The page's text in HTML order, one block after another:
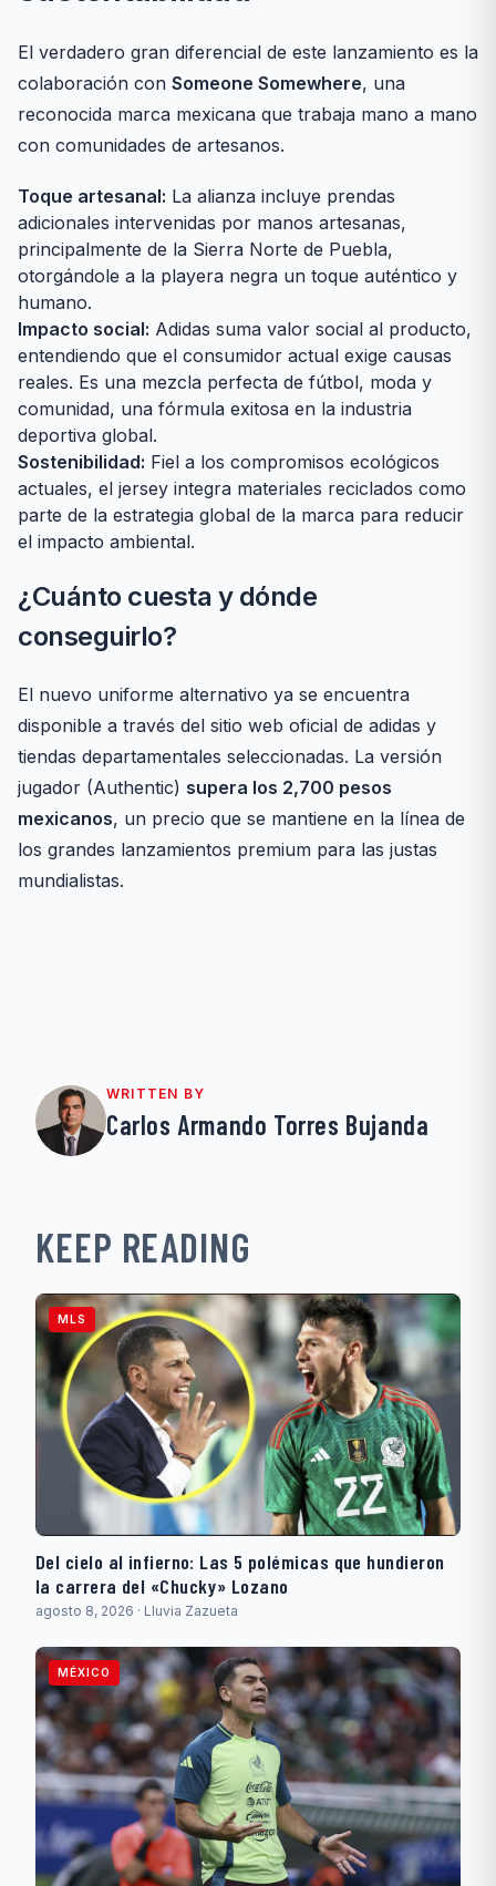
El verdadero gran diferencial de este lanzamiento es la
colaboración con Someone Somewhere, una
reconocida marca mexicana que trabaja mano a mano
con comunidades de artesanos.
Toque artesanal: La alianza incluye prendas
adicionales intervenidas por manos artesanas,
principalmente de la Sierra Norte de Puebla,
otorgándole a la playera negra un toque auténtico y
humano.
Impacto social: Adidas suma valor social al producto,
entendiendo que el consumidor actual exige causas
reales. Es una mezcla perfecta de fútbol, moda y
comunidad, una fórmula exitosa en la industria
deportiva global.
Sostenibilidad: Fiel a los compromisos ecológicos
actuales, el jersey integra materiales reciclados como
parte de la estrategia global de la marca para reducir
el impacto ambiental.
¿Cuánto cuesta y dónde
conseguirlo?
El nuevo uniforme alternativo ya se encuentra
disponible a través del sitio web oficial de adidas y
tiendas departamentales seleccionadas. La versión
jugador (Authentic) supera los 2,700 pesos
mexicanos, un precio que se mantiene en la línea de
los grandes lanzamientos premium para las justas
mundialistas.
WRITTEN BY
Carlos Armando Torres Bujanda
KEEP READING
MLS
Del cielo al infierno: Las 5 polémicas que hundieron
la carrera del «Chucky» Lozano
agosto 8, 2026 · Lluvia Zazueta
MÉXICO